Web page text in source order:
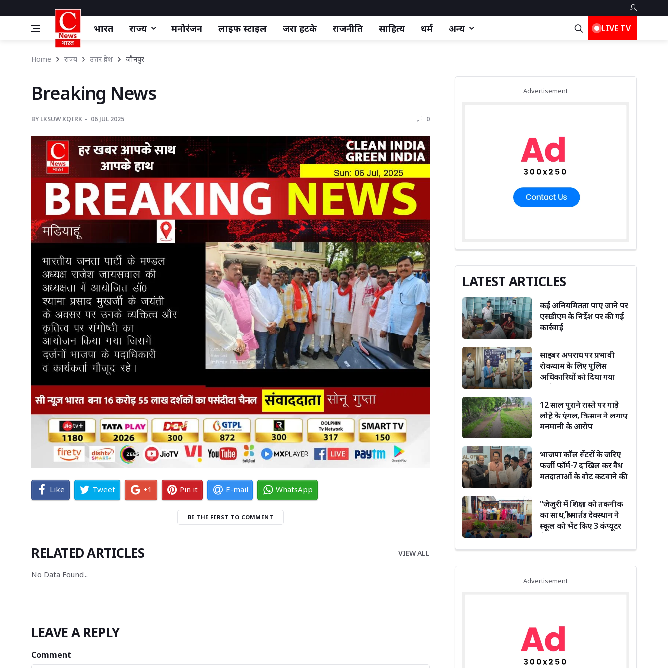
भारत राज्य मनोरंजन लाइफ स्‍टाइल जरा हटके राजनीति साहित्य धर्म अन्य LIVE TV
Home राज्य उत्तर प्रदेश जौनपुर
Breaking News
BY LKSUW XQIRK 06 JUL 2025 0
Like Tweet +1 Pin it E-mail WhatsApp
BE THE FIRST TO COMMENT
RELATED ARTICLES VIEW ALL
No Data Found...
LEAVE A REPLY
Comment
Advertisement
LATEST ARTICLES
कई अनियमितता पाए जाने पर
एसडीएम के निर्देश पर की गई
कार्रवाई
साइबर अपराध पर प्रभावी
रोकथाम के लिए पुलिस
अधिकारियों को दिया गया
12 साल पुराने रास्ते पर गाड़े
लोहे के एंगल, किसान ने लगाए
मनमानी के आरोप
भाजपा कॉल सेंटरों के जरिए
फर्जी फॉर्म-7 दाखिल कर वैध
मतदाताओं के वोट कटवाने की
धस्माना
"जेजुरी में शिक्षा को तकनीक
का साथ, श्री मार्तंड देवस्थान ने
स्कूल को भेंट किए 3 कंप्यूटर
Advertisement